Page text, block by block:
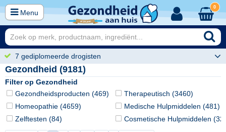
Menu
0
7 gediplomeerde drogisten
Gezondheid (9181)
Filter op Gezondheid
Gezondheidsproducten (469)
Homeopathie (4659)
Zelftesten (84)
Therapeutisch (3460)
Medische Hulpmiddelen (481)
Cosmetische Hulpmiddelen (32)